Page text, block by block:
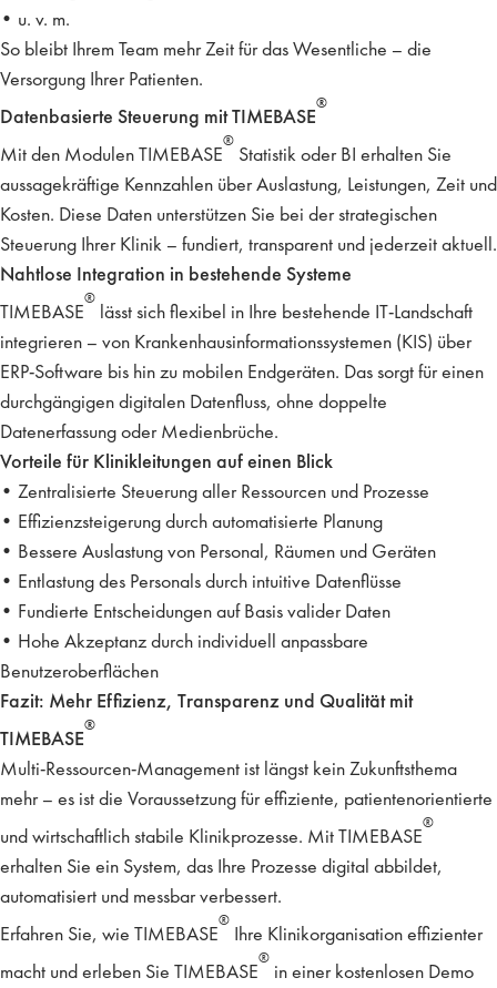
• u. v. m.
So bleibt Ihrem Team mehr Zeit für das Wesentliche – die
Versorgung Ihrer Patienten.
Datenbasierte Steuerung mit TIMEBASE
®
Mit den ModulenTIMEBASE
®
Statistik oder BI erhalten Sie
aussagekräftige Kennzahlen über Auslastung, Leistungen, Zeit und
Kosten. Diese Daten unterstützen Sie bei der strategischen
Steuerung Ihrer Klinik – fundiert, transparent und jederzeit aktuell.
Nahtlose Integration in bestehende Systeme
TIMEBASE
®
lässt sich flexibel in Ihre bestehende IT-Landschaft
integrieren – von Krankenhausinformationssystemen (KIS) über
ERP-Software bis hin zu mobilen Endgeräten. Das sorgt für einen
durchgängigen digitalen Datenfluss, ohne doppelte
Datenerfassung oder Medienbrüche.
Vorteile für Klinikleitungen auf einen Blick
• Zentralisierte Steuerungaller Ressourcen und Prozesse
• Effizienzsteigerungdurch automatisierte Planung
• Bessere Auslastungvon Personal, Räumen und Geräten
• Entlastung des Personalsdurch intuitive Datenflüsse
• Fundierte Entscheidungenauf Basis valider Daten
• Hohe Akzeptanzdurch individuell anpassbare
Benutzeroberflächen
Fazit: Mehr Effizienz, Transparenz und Qualität mit
TIMEBASE
®
Multi-Ressourcen-Management ist längst kein Zukunftsthema
mehr – es ist die Voraussetzung für effiziente, patientenorientierte
und wirtschaftlich stabile Klinikprozesse. MitTIMEBASE
®
erhalten Sie ein System, das Ihre Prozesse digital abbildet,
automatisiert und messbar verbessert.
Erfahren Sie, wie TIMEBASE
®
Ihre Klinikorganisation effizienter
macht und erleben Sie TIMEBASE
®
in einer kostenlosen Demo